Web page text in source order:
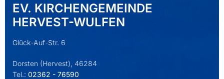
EV. KIRCHENGEMEINDE
HERVEST-WULFEN
Glück-Auf-Str. 6
Dorsten (Hervest), 46284
Tel.: 02362 - 76590